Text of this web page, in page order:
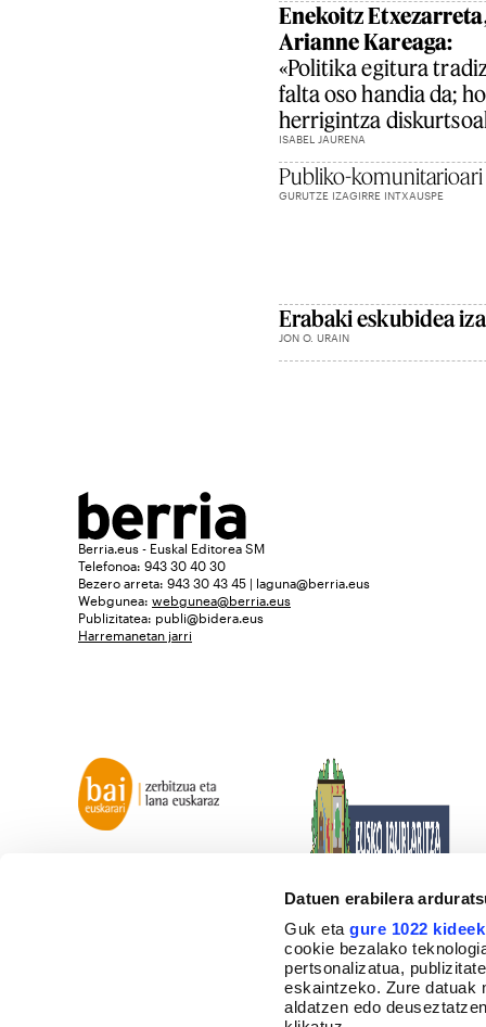
Datuen erabilera
Guk etagure 1022 kideek
cookie bezalako
pertsonalizatua,
eskaintzeko. Zure datuak
aldatzen edo
Enekoitz
Arianne Kareaga:
«Politika egitura
falta oso handia da;
herrigintza
ISABEL JAURENA
Publiko-komunitarioari
GURUTZE IZAGIRRE INTXAUSPE
Erabaki eskubidea
JON O. URAIN
Berria.eus - Euskal Editorea SM
Telefonoa: 943 30 40 30
Bezero arreta: 943 30 43 45 | laguna@berria.eus
Webgunea: webgunea@berria.eus
Publizitatea: publi@bidera.eus
Harremanetan jarri